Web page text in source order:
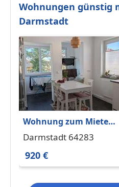
Wohnungen günstig
Darmstadt
Wohnung zum Mieten
in Darmstadt 920 € 61
Darmstadt 64283
920 €